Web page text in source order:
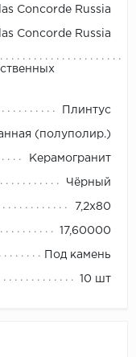
Concorde Russia
Concorde Russia
Плинтус
(полуполир.)
Керамогранит
Чёрный
7,2x80
17,60000
Под камень
10 шт